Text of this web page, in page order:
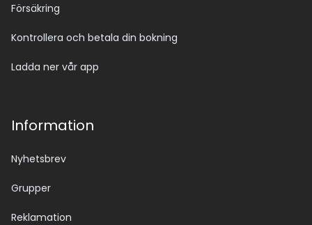
Försäkring
Kontrollera och betala din bokning
Ladda ner vår app
Information
Nyhetsbrev
Grupper
Reklamation